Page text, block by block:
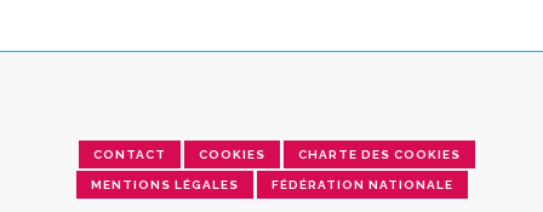
CONTACT COOKIES CHARTE DES COOKIES
MENTIONS LÉGALES FÉDÉRATION NATIONALE